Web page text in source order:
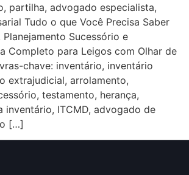
partilha, advogado especialista,
Tudo o que Você Precisa Saber
Sucessório e
Completo para Leigos com Olhar de
chave: inventário, inventário
extrajudicial, arrolamento,
testamento, herança,
inventário, ITCMD, advogado de
[…]